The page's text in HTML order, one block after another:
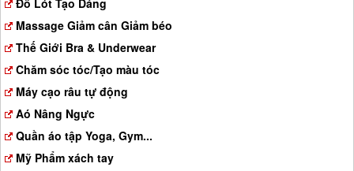
Đồ Lót Tạo Dáng
Massage Giảm cân Giảm béo
Thế Giới Bra & Underwear
Chăm sóc tóc/Tạo màu tóc
Máy cạo râu tự động
Aó Nâng Ngực
Quần áo tập Yoga, Gym...
Mỹ Phẩm xách tay